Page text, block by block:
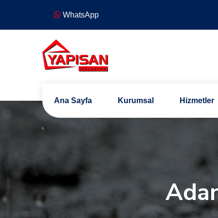
WhatsApp
Ana Sayfa Kurumsal Hizmetler